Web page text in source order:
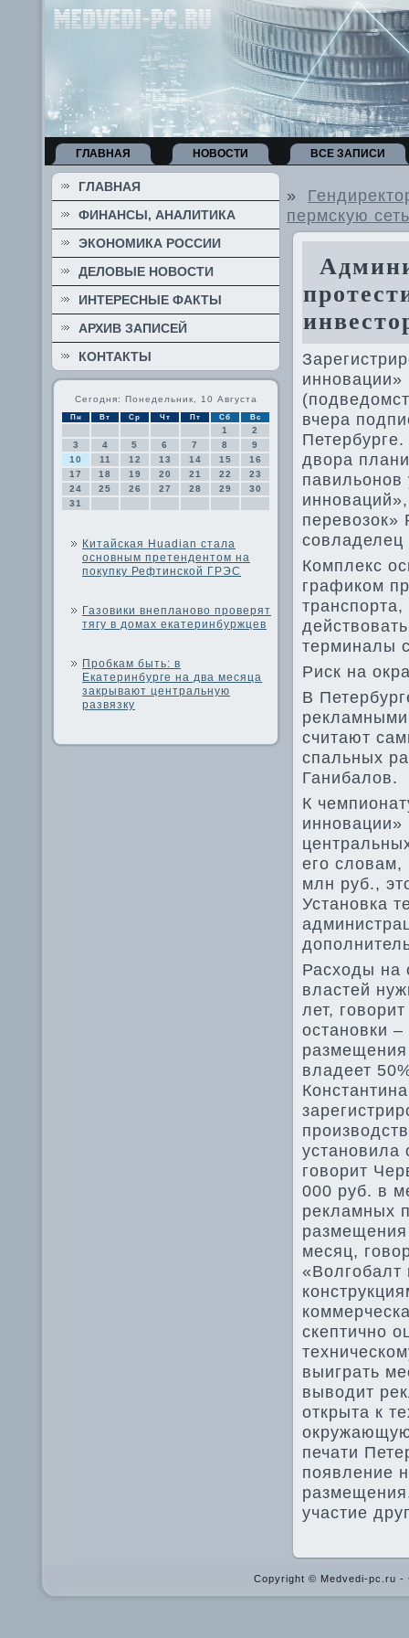
ГЛАВНАЯ НОВОСТИ ВСЕ ЗАПИСИ
ГЛАВНАЯ
ФИНАНСЫ, АНАЛИТИКА
ЭКОНОМИКА РОССИИ
ДЕЛОВЫЕ НОВОСТИ
ИНТЕРЕСНЫЕ ФАКТЫ
АРХИВ ЗАПИСЕЙ
КОНТАКТЫ
Сегодня: Понедельник, 10 Августа
Пн Вт Ср Чт Пт Сб Вс
1
2
3
4 5 6 7 8
9
10
11 12 13 14 15
16
17
18 19 20 21 22
23
24
25 26 27 28 29
30
31
Китайская Huadian стала
основным претендентом на
покупку Рефтинской ГРЭС
Газовики внепланово проверят
тягу в домах екатеринбуржцев
Пробкам быть: в
Екатеринбурге на два месяца
закрывают центральную
развязку
»
пермскую
инновации»
вчера
двора
павильонов
перевозок»
совладелец
Комплекс
графиком
терминалы
Риск на
В
считают
спальных
Ганибалов.
К
инновации»
его словам,
млн руб.,
Установка
Расходы на
властей
лет,
остановки
владеет
установила
говорит
000 руб. в
рекламных
размещения
месяц,
«Волгобалт
скептично
выиграть
выводит
открыта к
окружающую
печати
появление
участие
Copyright © Medvedi-pc.ru -